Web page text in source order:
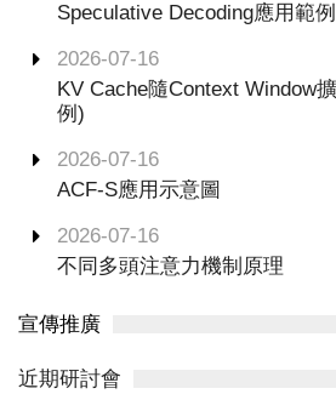
Speculative Decoding應用範例
2026-07-16
KV Cache隨Context Window
例)
2026-07-16
ACF-S應用示意圖
2026-07-16
不同多頭注意力機制原理
宣傳推廣
近期研討會